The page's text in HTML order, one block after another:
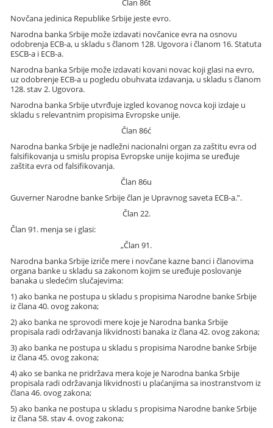
Član 86t
Novčana jedinica Republike Srbije jeste evro.
Narodna banka Srbije može izdavati novčanice evra na osnovu
odobrenja ECB-a, u skladu s članom 128. Ugovora i članom 16. Statuta
ESCB-a i ECB-a.
Narodna banka Srbije može izdavati kovani novac koji glasi na evro,
uz odobrenje ECB-a u pogledu obuhvata izdavanja, u skladu s članom
128. stav 2. Ugovora.
Narodna banka Srbije utvrđuje izgled kovanog novca koji izdaje u
skladu s relevantnim propisima Evropske unije.
Član 86ć
Narodna banka Srbije je nadležni nacionalni organ za zaštitu evra od
falsifikovanja u smislu propisa Evropske unije kojima se uređuje
zaštita evra od falsifikovanja.
Član 86u
Guverner Narodne banke Srbije član je Upravnog saveta ECB-a.”.
Član 22.
Član 91. menja se i glasi:
„Član 91.
Narodna banka Srbije izriče mere i novčane kazne banci i članovima
organa banke u skladu sa zakonom kojim se uređuje poslovanje
banaka u sledećim slučajevima:
1) ako banka ne postupa u skladu s propisima Narodne banke Srbije
iz člana 40. ovog zakona;
2) ako banka ne sprovodi mere koje je Narodna banka Srbije
propisala radi održavanja likvidnosti banaka iz člana 42. ovog zakona;
3) ako banka ne postupa u skladu s propisima Narodne banke Srbije
iz člana 45. ovog zakona;
4) ako se banka ne pridržava mera koje je Narodna banka Srbije
propisala radi održavanja likvidnosti u plaćanjima sa inostranstvom iz
člana 46. ovog zakona;
5) ako banka ne postupa u skladu s propisima Narodne banke Srbije
iz člana 58. stav 4. ovog zakona;